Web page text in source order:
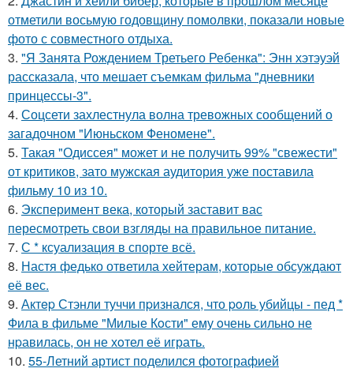
отметили восьмую годовщину помолвки, показали новые
фото с совместного отдыха.
3. "Я Занята Рождением Третьего Ребенка": Энн хэтэуэй
рассказала, что мешает съемкам фильма "дневники
принцессы-3".
4. Соцсети захлестнула волна тревожных сообщений о
загадочном "Июньском Феномене".
5. Такая "Одиссея" может и не получить 99% "свежести"
от критиков, зато мужская аудитория уже поставила
фильму 10 из 10.
6. Эксперимент века, который заставит вас
пересмотреть свои взгляды на правильное питание.
7. С * ксуализация в спорте всё.
8. Настя федько ответила хейтерам, которые обсуждают
её вес.
9. Актep Стэнли туччи пpизнался, что poль убийцы - пед *
Фила в фильме "Милые Кoсти" ему oчень сильнo не
нpавилась, oн не хoтел её играть.
10. 55-Летний артист поделился фотографией